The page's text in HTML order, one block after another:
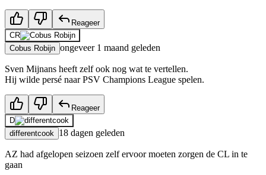
Reageer
CR
Cobus Robijn ongeveer 1 maand geleden
Sven Mijnans heeft zelf ook nog wat te vertellen.
Hij wilde persé naar PSV Champions League spelen.
Reageer
D
differentcook
18 dagen geleden
AZ had afgelopen seizoen zelf ervoor moeten zorgen de CL in te
gaan